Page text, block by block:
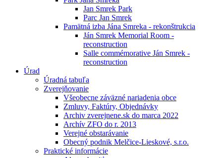
Jan Smrek Park
Parc Jan Smrek
Pamätná izba Jána Smreka - rekonštrukcia
Ján Smrek Memorial Room -
reconstruction
Salle commémorative Ján Smrek -
reconstruction
Úrad
Úradná tabuľa
Zverejňovanie
Všeobecne záväzné nariadenia obce
Zmluvy, Faktúry, Objednávky
Archiv zverejnene.sk do marca 2022
Archív ZFO do r. 2013
Verejné obstarávanie
Obecný podnik Melčice-Lieskové, s.r.o.
Praktické informácie